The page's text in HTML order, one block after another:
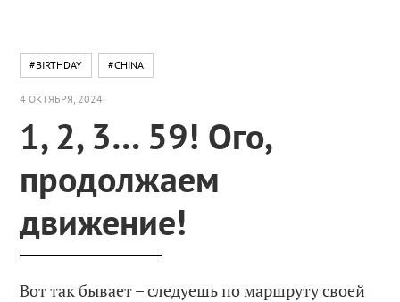
#BIRTHDAY #CHINA
4 ОКТЯБРЯ, 2024
1, 2, 3… 59! Ого,
продолжаем
движение!
Вот так бывает – следуешь по маршруту своей